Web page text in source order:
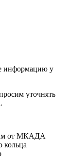
информацию у
уточнять
от МКАДА
кольца